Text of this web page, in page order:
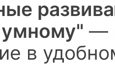
—
в